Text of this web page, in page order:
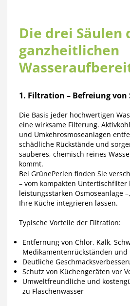
Die drei Säulen
ganzheitlichen
1. Filtration – Befreiung von
Die Basis jeder hochwertigen
eine wirksame Filterung.
und Umkehrosmoseanlagen
schädliche Rückstände und
sauberes, chemisch reines
kommt.
Bei GrünePerlen finden Sie
– vom kompakten Untertischfilter
leistungsstarken Osmoseanlage
Ihre Küche integrieren lassen.
Typische Vorteile der Filtration:
Entfernung von Chlor, Kalk,
Medikamentenrückständen
Deutliche
Schutz von Küchengeräten vor
Umweltfreundliche und
zu Flaschenwasser